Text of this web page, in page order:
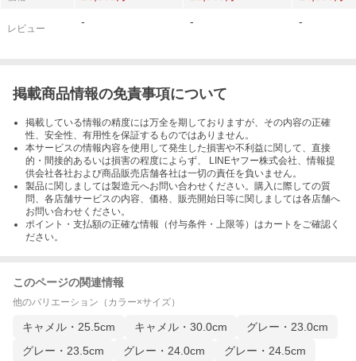
レビュー
- - -
掲載商品情報の免責事項について
掲載している情報の精度には万全を期しておりますが、その内容の正確
性、安全性、有用性を保証するものではありません。
本サービスの情報内容を使用して発生した損害や不利益に関して、直接
的・間接的あるいは損害の程度によらず、 LINEヤフー株式会社、情報提
供会社各社および商品販売店舗各社は一切の責任を負いません。
製品に関しましては製造元へお問い合わせください。購入に際しての質
問、各店舗サービスの内容、価格、販売開始日等に関しましては各店舗へ
お問い合わせください。
ポイント・支払額の正確な情報（付与条件・上限等）はカートをご確認く
ださい。
このページの関連情報
他のバリエーション（カラー×サイズ）
キャメル・25.5cm キャメル・30.0cm
グレー・23.0cm
グレー・23.5cm
グレー・24.0cm グレー・24.5cm